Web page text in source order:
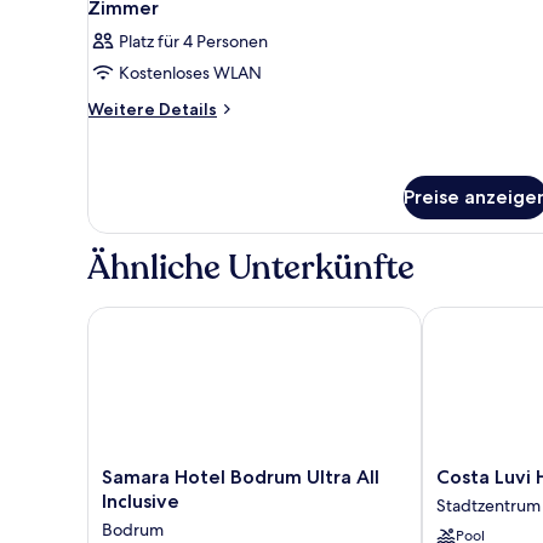
Zimmer
Platz für 4 Personen
Kostenloses WLAN
Weitere Details
Weitere
Preise
Ähnliche Unterkünfte
Samara
Hotel
Samara Hotel Bodrum Ultra All
Inclusive
Bodrum
Samara Hotel Bodrum Ultra All Inclusive
Costa
Luvi
Hotel
Costa Luvi
Pool
Costa Luvi